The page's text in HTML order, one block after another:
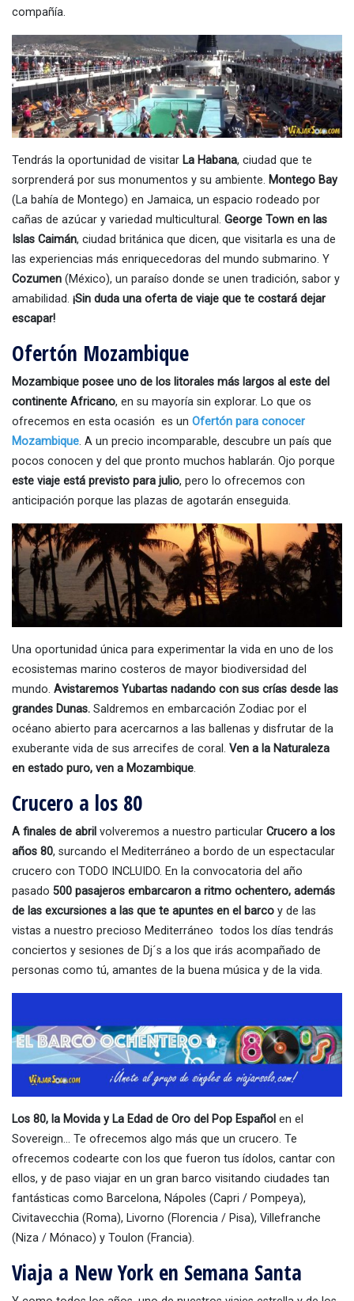
compañía.
Tendrás la oportunidad de visitar La Habana, ciudad que te
sorprenderá por sus monumentos y su ambiente. Montego Bay
(La bahía de Montego) en Jamaica, un espacio rodeado por
cañas de azúcar y variedad multicultural. George Town en las
Islas Caimán, ciudad británica que dicen, que visitarla es una de
las experiencias más enriquecedoras del mundo submarino. Y
Cozumen (México), un paraíso donde se unen tradición, sabor y
amabilidad. ¡Sin duda una oferta de viaje que te costará dejar
escapar!
Ofertón Mozambique
Mozambique posee uno de los litorales más largos al este del
continente Africano, en su mayoría sin explorar. Lo que os
ofrecemos en esta ocasión es un Ofertón para conocer
Mozambique. A un precio incomparable, descubre un país que
pocos conocen y del que pronto muchos hablarán. Ojo porque
este viaje está previsto para julio, pero lo ofrecemos con
anticipación porque las plazas de agotarán enseguida.
Una oportunidad única para experimentar la vida en uno de los
ecosistemas marino costeros de mayor biodiversidad del
mundo. Avistaremos Yubartas nadando con sus crías desde las
grandes Dunas. Saldremos en embarcación Zodiac por el
océano abierto para acercarnos a las ballenas y disfrutar de la
exuberante vida de sus arrecifes de coral. Ven a la Naturaleza
en estado puro, ven a Mozambique.
Crucero a los 80
A finales de abril volveremos a nuestro particular Crucero a los
años 80, surcando el Mediterráneo a bordo de un espectacular
crucero con TODO INCLUIDO. En la convocatoria del año
pasado 500 pasajeros embarcaron a ritmo ochentero, además
de las excursiones a las que te apuntes en el barco y de las
vistas a nuestro precioso Mediterráneo todos los días tendrás
conciertos y sesiones de Dj´s a los que irás acompañado de
personas como tú, amantes de la buena música y de la vida.
Los 80, la Movida y La Edad de Oro del Pop Español en el
Sovereign… Te ofrecemos algo más que un crucero. Te
ofrecemos codearte con los que fueron tus ídolos, cantar con
ellos, y de paso viajar en un gran barco visitando ciudades tan
fantásticas como Barcelona, Nápoles (Capri / Pompeya),
Civitavecchia (Roma), Livorno (Florencia / Pisa), Villefranche
(Niza / Mónaco) y Toulon (Francia).
Viaja a New York en Semana Santa